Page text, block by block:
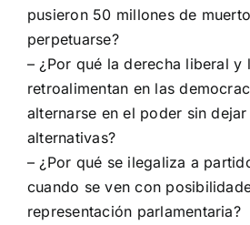
pusieron 50 millones de
perpetuarse?
– ¿Por qué la derecha liberal y
retroalimentan en las
alternarse en el poder sin
alternativas?
– ¿Por qué se ilegaliza a
cuando se ven con
representación parlamentaria?